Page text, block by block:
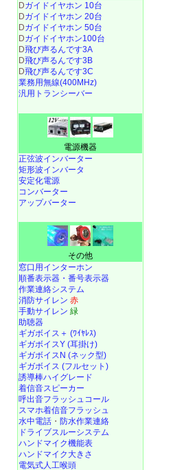
Dガイドイヤホン 10台
Dガイドイヤホン 20台
Dガイドイヤホン 50台
Dガイドイヤホン100台
D飛び声るんです3A
D飛び声るんです3B
D飛び声るんです3C
業務用無線(400MHz)
汎用トランシーバー
電源機器
正弦波インバーター
矩形波インバータ
安定化電源
コンバーター
アップバーター
その他
窓口用インターホン
順番表示器・番号表示器
作業連絡システム
消防サイレン 赤
手動サイレン 緑
助聴器
ギガボイス＋ (ﾜｲﾔﾚｽ)
ギガボイスY (耳掛け)
ギガボイスN (ネック型)
ギガボイス (フルセット)
誘導棒ハイグレード
着信音スピーカー
呼出音フラッシュコール
スマホ着信音フラッシュ
水中電話 ・ 防水作業連絡
ドライブスルーシステム
ハンドマイク機能表
ハンドマイク大きさ
電気式人工喉頭